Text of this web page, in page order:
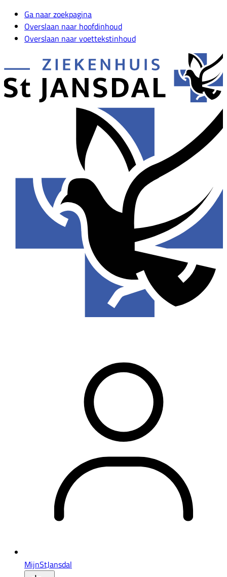
Ga naar zoekpagina
Overslaan naar hoofdinhoud
Overslaan naar voettekstinhoud
MijnStJansdal